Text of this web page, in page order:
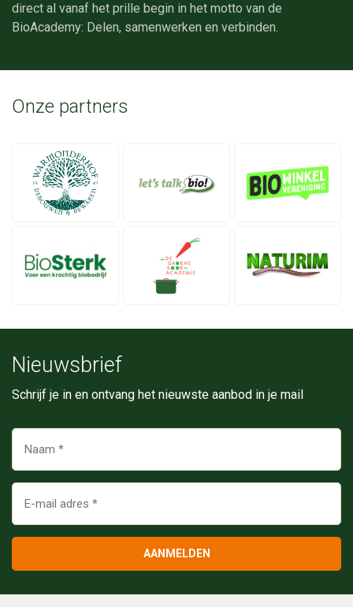
direct al vanaf het prille begin in het motto van de
BioAcademy: Delen, samenwerken en verbinden.
Onze partners
Nieuwsbrief
Schrijf je in en ontvang het nieuwste aanbod in je mail
AANMELDEN